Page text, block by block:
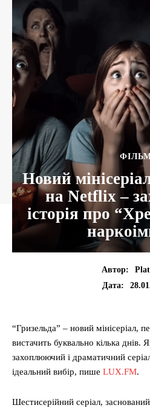
Новий
на Netflix –
історія про
Автор:
Дата:
“Гризельда” – новий мінісеріал,
вистачить буквально кілька днів.
захоплюючий і драматичний
ідеальний вибір, пише LUX.FM.
Шестисерійний серіал,